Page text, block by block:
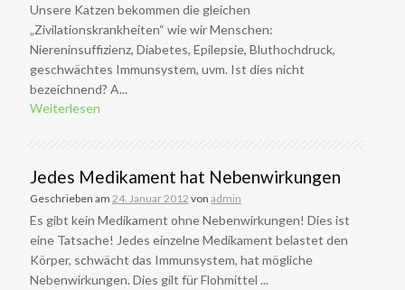
Unsere Katzen bekommen die gleichen
„Zivilationskrankheiten“ wie wir Menschen:
Niereninsuffizienz, Diabetes, Epilepsie, Bluthochdruck,
geschwächtes Immunsystem, uvm. Ist dies nicht
bezeichnend? A...
Weiterlesen
Jedes Medikament hat Nebenwirkungen
Geschrieben am 24. Januar 2012 von admin
Es gibt kein Medikament ohne Nebenwirkungen! Dies ist
eine Tatsache! Jedes einzelne Medikament belastet den
Körper, schwächt das Immunsystem, hat mögliche
Nebenwirkungen. Dies gilt für Flohmittel ...